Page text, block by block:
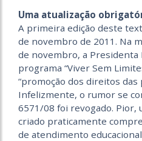
Uma atualização
A primeira edição deste
de novembro de 2011. Na
de novembro, a Presidenta
programa “Viver Sem
“promoção dos direitos das
Infelizmente, o rumor se
6571/08 foi revogado. Pior,
criado praticamente
de atendimento